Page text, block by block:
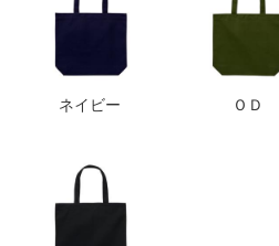
ネイビー ＯＤ